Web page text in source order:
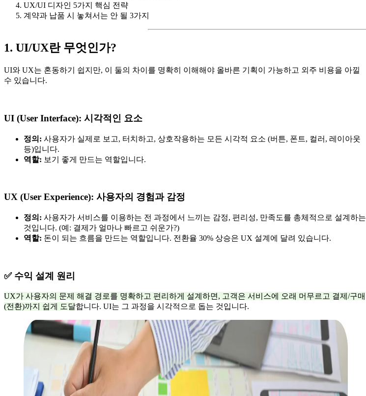
UX/UI 디자인 5가지 핵심 전략
계약과 납품 시 놓쳐서는 안 될 3가지
1. UI/UX란 무엇인가?
UI와 UX는 혼동하기 쉽지만, 이 둘의 차이를 명확히 이해해야 올바른 기획이 가능하고 외주 비용을 아낄
수 있습니다.
UI (User Interface): 시각적인 요소
정의: 사용자가 실제로 보고, 터치하고, 상호작용하는 모든 시각적 요소 (버튼, 폰트, 컬러, 레이아웃
등)입니다.
역할: 보기 좋게 만드는 역할입니다.
UX (User Experience): 사용자의 경험과 감정
정의: 사용자가 서비스를 이용하는 전 과정에서 느끼는 감정, 편리성, 만족도를 총체적으로 설계하는
것입니다. (예: 결제가 얼마나 빠르고 쉬운가?)
역할: 돈이 되는 흐름을 만드는 역할입니다. 전환율 30% 상승은 UX 설계에 달려 있습니다.
✅ 수익 설계 원리
UX가 사용자의 문제 해결 경로를 명확하고 편리하게 설계하면, 고객은 서비스에 오래 머무르고 결제/구매
(전환)까지 쉽게 도달합니다. UI는 그 과정을 시각적으로 돕는 것입니다.